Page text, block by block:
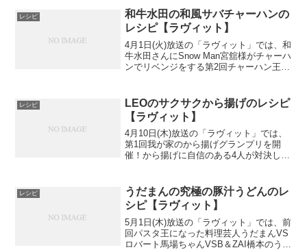
太田の炙りチーズウインナー丼のレシピ
を早速チェッ...
レシピ
和牛水田の和風サバチャーハンの
レシピ【ラヴィット】
4月1日(火)放送の「ラヴィット」では、和
牛水田さんにSnow Man宮舘様がチャーハ
ンでリベンジをする第2回チャーハン王決
わけで和牛水田の和風サバチャーハンの
レシピ...
レシピ
LEOのサクサクから揚げのレシピ
【ラヴィット】
4月10日(木)放送の「ラヴィット」では、
第1回我が家のから揚げグランプリを開
催！から揚げに自信のある4人が対決しま
レシピ
うだまんの究極の豚汁うどんのレ
シピ【ラヴィット】
5月1日(木)放送の「ラヴィット」では、前
回パスタ王になった料理芸人うだまんVS
ロバート馬場ちゃんVSB＆ZAI橋本のうど